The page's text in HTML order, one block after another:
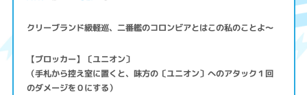
クリーブランド級軽巡、二番艦のコロンビアとはこの私のことよ～
【ブロッカー】〔ユニオン〕
（手札から控え室に置くと、味方の〔ユニオン〕へのアタック１回
のダメージを０にする）